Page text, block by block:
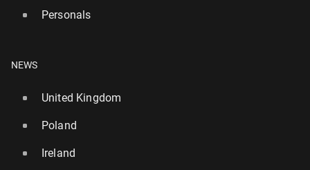
Personals
NEWS
United Kingdom
Poland
Ireland